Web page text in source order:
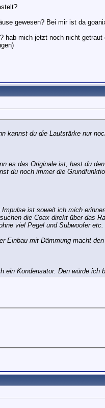
gewesen? Bei mir ist da
hab mich jetzt noch nicht
kannst du die Lautstärke nur
es das Originale ist, hast du
du noch immer die
ist soweit ich mich
die Coax direkt über das
viel Pegel und Subwoofer
Einbau mit Dämmung macht
ein Kondensator. Den würde ich